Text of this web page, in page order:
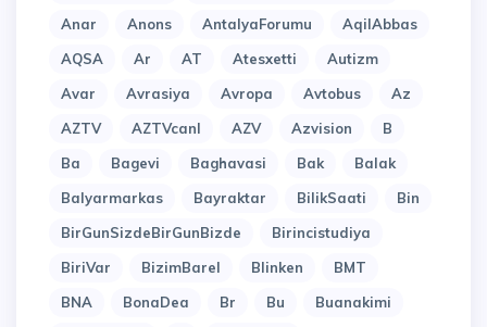
Anar
Anons AntalyaForumu
AqilAbbas
AQSA
Ar AT Atesxetti
Autizm
Avar
Avrasiya Avropa Avtobus
Az
AZTV
AZTVcanl AZV Azvision
B
Ba
Bagevi Baghavasi Bak
Balak
Balyarmarkas
Bayraktar BilikSaati
Bin
BirGunSizdeBirGunBizde
Birincistudiya
BiriVar
BizimBarel Blinken
BMT
BNA
BonaDea Br Bu
Buanakimi